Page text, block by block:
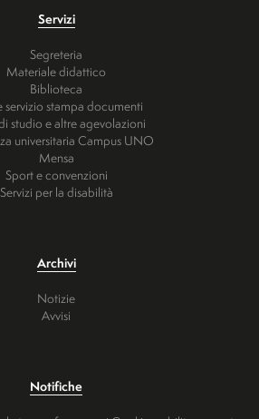
Servizi
Segreteria
Materiale didattico
Biblioteca
servizio stampa documenti
studio e altre agevolazioni
universitaria Campus UNO
Mensa
Sport e convenzioni
Servizi per la disabilità
Archivi
Notizie
Avvisi
Notifiche